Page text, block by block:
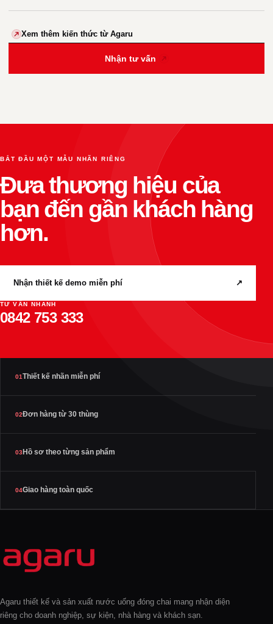
Xem thêm kiến thức từ Agaru
Nhận tư vấn
BẮT ĐẦU MỘT MẪU NHÃN RIÊNG
Đưa thương hiệu của
bạn đến gần khách hàng
hơn.
Nhận thiết kế demo miễn phí ↗
TƯ VẤN NHANH
0842 753 333
01Thiết kế nhãn miễn phí
02Đơn hàng từ 30 thùng
03Hồ sơ theo từng sản phẩm
04Giao hàng toàn quốc
Agaru thiết kế và sản xuất nước uống đóng chai mang nhận diện
riêng cho doanh nghiệp, sự kiện, nhà hàng và khách sạn.